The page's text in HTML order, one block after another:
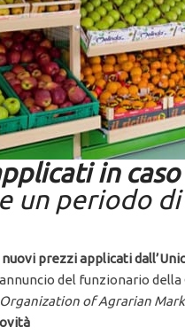
in
un periodo
nuovi prezzi applicati
del funzionario
of Agrarian